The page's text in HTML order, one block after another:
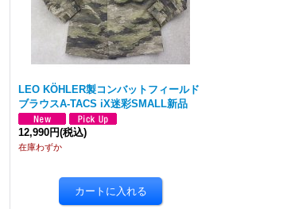
LEO KÖHLER製コンバットフィールド
ブラウスA-TACS iX迷彩SMALL新品
12,990円(税込)
在庫わずか